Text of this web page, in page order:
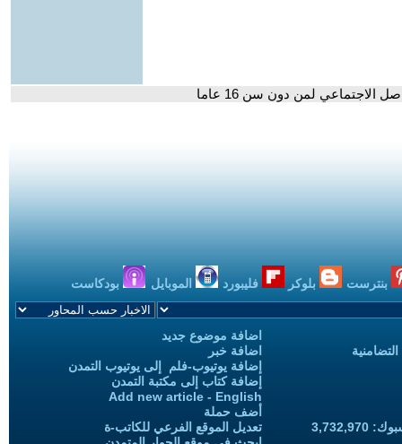
لمن دون سن 16 عاما
بنترست بلوكر فليبورد الموبايل بودكاست
اضافة موضوع جديد
اضافة خبر
إضافة يوتيوب-فلم إلى يوتيوب التمدن
إضافة كتاب إلى مكتبة التمدن
Add new article - English
أضف حملة
تعديل الموقع الفرعي للكاتب-ة